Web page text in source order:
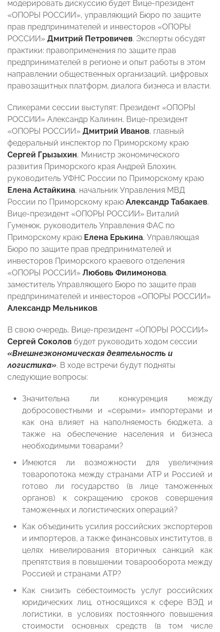
модерировать дискуссию будет Вице-президент
«ОПОРЫ РОССИИ», управляющий Бюро по защите
прав предпринимателей и инвесторов «ОПОРЫ
РОССИИ» Дмитрий Петровичев. Эксперты обсудят
практики: правоприменения по защите прав
предпринимателей в регионе и опыт работы в этом
направлении общественных организаций, цифровых
правозащитных платформ, диалога бизнеса и власти.
Спикерами сессии выступят: Президент «ОПОРЫ
РОССИИ» Александр Калинин, Вице-президент
«ОПОРЫ РОССИИ» Дмитрий Иванов, главный
федеральный инспектор по Приморскому краю
Сергей Грызыхин, Министр экономического
развития Приморского края Андрей Блохин,
руководитель УФНС России по Приморскому краю
Елена Астайкина, начальник Управления МВД
России по Приморскому краю Александр Табакаев,
Вице-президент «ОПОРЫ РОССИИ» Виталий
Гуменюк, руководитель Управления ФАС по
Приморскому краю Елена Ерькина, Управляющая
Бюро по защите прав предпринимателей и
инвесторов Приморского краевого отделения
«ОПОРЫ РОССИИ» Любовь Филимонова,
заместитель Управляющего Бюро по защите прав
предпринимателей и инвесторов «ОПОРЫ РОССИИ»
Александр Мельников.
В свою очередь, Вице-президент «ОПОРЫ РОССИИ»
Сергей Соколов будет руководить ходом сессии
«Внешнеэкономическая деятельность и
логистика». В ходе встречи будут подняты
следующие вопросы:
Значительна ли конкуренция между
добросовестными и «серыми» импортерами и
как она влияет на наполняемость бюджета, а
также на обеспечение населения и бизнеса
необходимыми товарами?
Имеются ли возможности для увеличения
товаропотока между странами АТР и Россией и
готово ли государство (в лице таможенных
органов) к сокращению сроков совершения
таможенных и логистических операций?
Как объединить усилия российских экспортеров
и импортеров, а также финансовых институтов, в
целях нивелирования вторичных санкций как
препятствия в повышении товарооборота между
Россией и странами АТР?
Как снизить себестоимость услуг российских
юридических лиц, относящихся к сфере ВЭД и
логистики, в условиях постоянного повышения
стоимости основных средств (в том числе